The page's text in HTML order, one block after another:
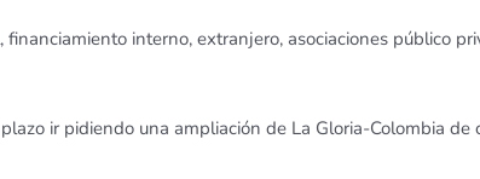
interno, extranjero, asociaciones público
ir pidiendo una ampliación de La Gloria-Colombia de